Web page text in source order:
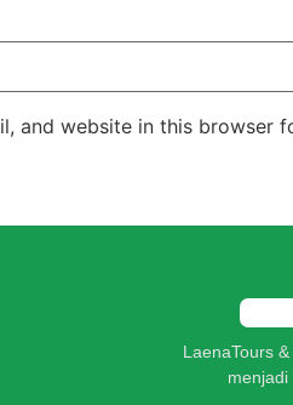
and website in this browser
LaenaTours
menjadi